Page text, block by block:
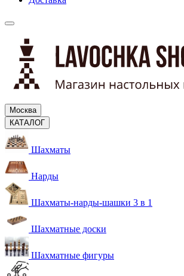
Москва
КАТАЛОГ
Шахматы
Нарды
Шахматы-нарды-шашки 3 в 1
Шахматные доски
Шахматные фигуры